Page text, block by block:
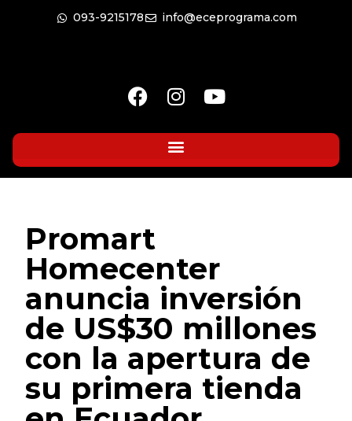
093-9215178 info@eceprograma.com
Promart
Homecenter
anuncia inversión
de US$30 millones
con la apertura de
su primera tienda